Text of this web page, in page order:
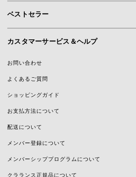
ベストセラー
カスタマーサービス＆ヘルプ
お問い合わせ
よくあるご質問
ショッピングガイド
お支払方法について
配送について
メンバー登録について
メンバーシッププログラムについて
クラランス正規品について